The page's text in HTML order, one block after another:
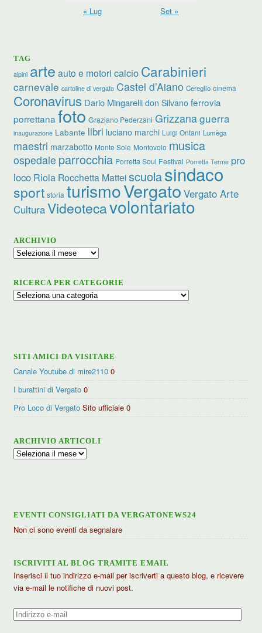
« Lug
Set »
TAG
alpini arte auto e motori calcio Carabinieri
carnevale cartoline di vergato Castel d’Aiano Cereglio cinema
Coronavirus Dario Mingarelli don Silvano ferrovia
porrettana foto Graziano Pederzani Grizzanaguerra
inaugurazione Labante libri luciano marchi Luigi Ontani Lumèga
maestri marzabotto Monte Sole Montovolo musica
ospedale parrocchia Porretta Soul Festival Porretta Terme pro
loco Riola Rocchetta Matteiscuolasindaco
sport storia turismoVergato Vergato Arte
CulturaVideotecavolontariato
ARCHIVIO
Archivio
RICERCA PER CATEGORIE
Ricerca
SITI AMICI DA VISITARE
Canale Youtube di mire2110 0
I burattini di Vergato 0
Pro Loco di Vergato Sito ufficiale 0
ARCHIVIO ARTICOLI
Archivio
EVENTI CONSIGLIATI DA VERGATONEWS24
Non ci sono eventi da segnalare
ISCRIVITI AL BLOG TRAMITE EMAIL
Inserisci il tuo indirizzo e-mail per iscriverti a questo blog, e ricevere
via e-mail le notifiche di nuovi post.
Indirizzo